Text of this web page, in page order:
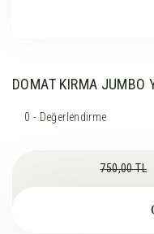
DOMAT KIRMA JUMBO
0 - Değerlendirme
750,00 TL